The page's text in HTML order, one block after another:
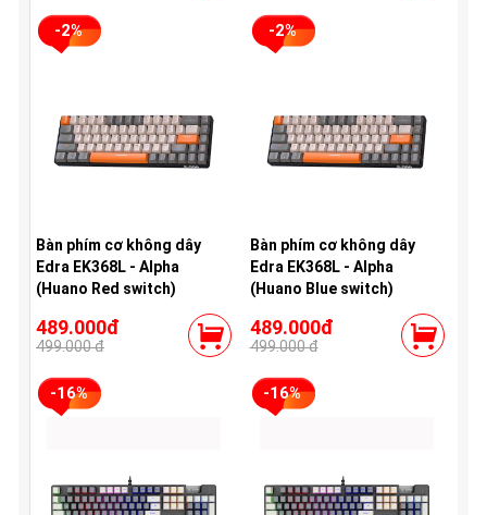
-2%
Bàn phím cơ không dây
Edra EK368L - Alpha
(Huano Red switch)
489.000đ
499.000 đ
-2%
Bàn phím cơ không dây
Edra EK368L - Alpha
(Huano Blue switch)
489.000đ
499.000 đ
-16% -16%